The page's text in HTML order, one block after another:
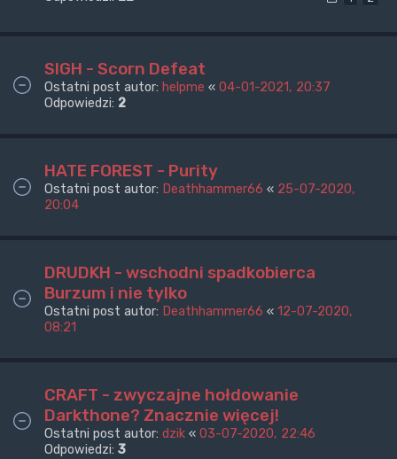
SIGH - Scorn Defeat
Ostatni post autor: helpme « 04-01-2021, 20:37
Odpowiedzi: 2
HATE FOREST - Purity
Ostatni post autor: Deathhammer66 « 25-07-2020,
20:04
DRUDKH - wschodni spadkobierca
Burzum i nie tylko
Ostatni post autor: Deathhammer66 « 12-07-2020,
08:21
CRAFT - zwyczajne hołdowanie
Darkthone? Znacznie więcej!
Ostatni post autor: dzik « 03-07-2020, 22:46
Odpowiedzi: 3